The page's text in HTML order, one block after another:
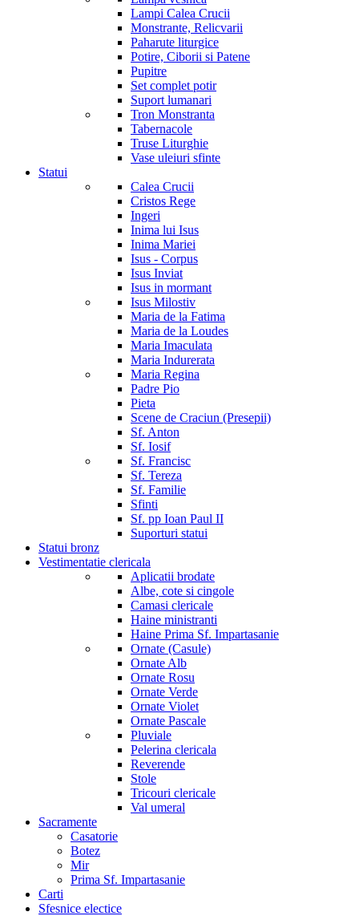
Lampi Calea Crucii
Monstrante, Relicvarii
Paharute liturgice
Potire, Ciborii si Patene
Pupitre
Set complet potir
Suport lumanari
Tron Monstranta
Tabernacole
Truse Liturghie
Vase uleiuri sfinte
Statui
Calea Crucii
Cristos Rege
Ingeri
Inima lui Isus
Inima Mariei
Isus - Corpus
Isus Inviat
Isus in mormant
Isus Milostiv
Maria de la Fatima
Maria de la Loudes
Maria Imaculata
Maria Indurerata
Maria Regina
Padre Pio
Pieta
Scene de Craciun (Presepii)
Sf. Anton
Sf. Iosif
Sf. Francisc
Sf. Tereza
Sf. Familie
Sfinti
Sf. pp Ioan Paul II
Suporturi statui
Statui bronz
Vestimentatie clericala
Aplicatii brodate
Albe, cote si cingole
Camasi clericale
Haine ministranti
Haine Prima Sf. Impartasanie
Ornate (Casule)
Ornate Alb
Ornate Rosu
Ornate Verde
Ornate Violet
Ornate Pascale
Pluviale
Pelerina clericala
Reverende
Stole
Tricouri clericale
Val umeral
Sacramente
Casatorie
Botez
Mir
Prima Sf. Impartasanie
Carti
Sfesnice electice